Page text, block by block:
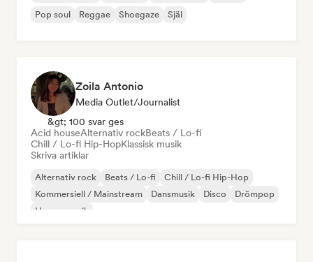
Pop soul
Reggae Shoegaze Själ
Zoila Antonio
Media Outlet/Journalist
&gt; 100 svar ges
Acid houseAlternativ rockBeats / Lo-fi
Chill / Lo-fi Hip-HopKlassisk musik
Skriva artiklar
Alternativ rock Beats / Lo-fi
Chill / Lo-fi Hip-Hop
Kommersiell / Mainstream
Dansmusik Disco
Drömpop
House-musik